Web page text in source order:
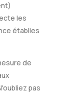
les
établies
de
pas